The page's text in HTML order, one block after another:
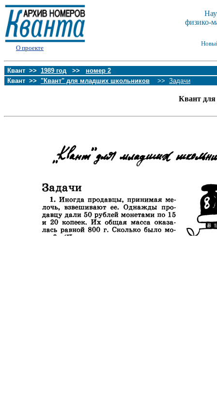
О проекте
физико-
Квант >> 1989 год >> номер 2
Квант >> "Квант" для младших школьников >> Задачи
Квант